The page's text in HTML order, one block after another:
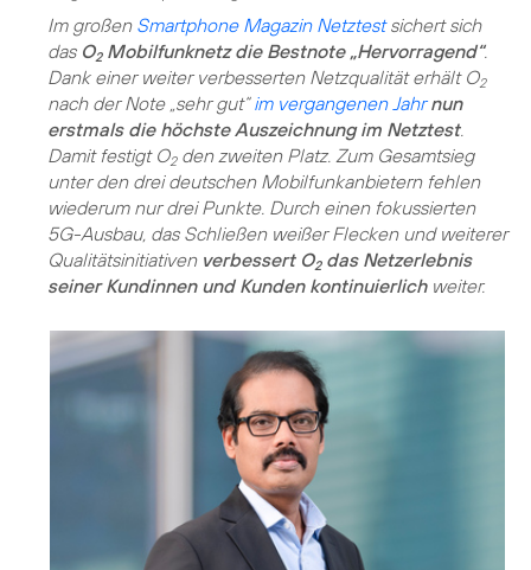
Im großen Smartphone Magazin Netztestsichert sich
das O2Mobilfunknetz die Bestnote „Hervorragend“.
Dank einer weiter verbesserten Netzqualität erhält O2
nach der Note „sehr gut“im vergangenen Jahr nun
erstmals die höchste Auszeichnung im Netztest.
Damit festigt O2den zweiten Platz. Zum Gesamtsieg
unter den drei deutschen Mobilfunkanbietern fehlen
wiederum nur drei Punkte. Durch einen fokussierten
5G-Ausbau, das Schließen weißer Flecken und weiterer
Qualitätsinitiativen verbessert O2das Netzerlebnis
seiner Kundinnen und Kunden kontinuierlichweiter.